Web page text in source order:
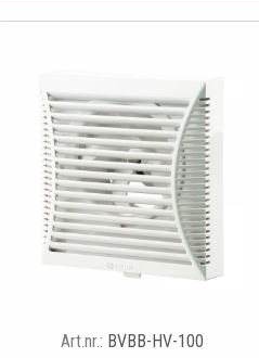
Art.nr.: BVBB-HV-100